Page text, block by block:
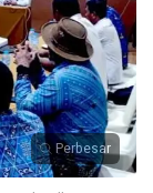
Perbesar